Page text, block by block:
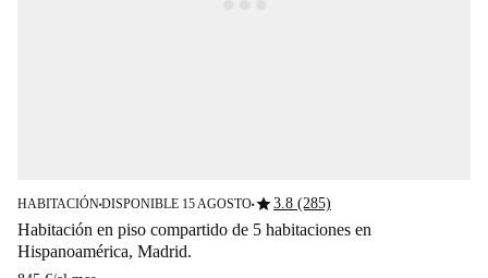
HABITACIÓN■DISPONIBLE 15 AGOSTO■star3.8 (285)
Habitación en piso compartido de 5 habitaciones en
Hispanoamérica, Madrid.